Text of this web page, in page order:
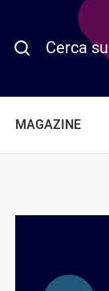
Cerca su
MAGAZINE